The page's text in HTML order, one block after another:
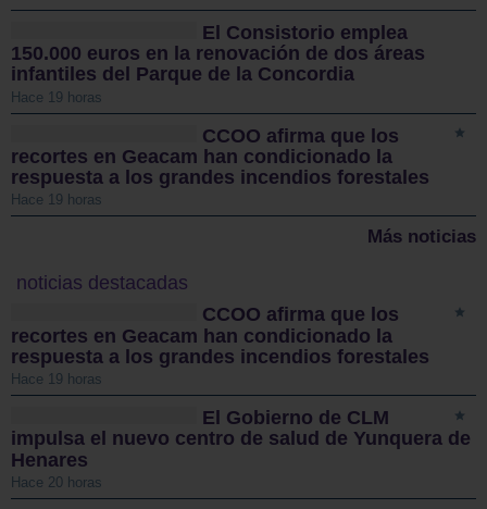
El Consistorio emplea
150.000 euros en la renovación de dos áreas
infantiles del Parque de la Concordia
Hace 19 horas
CCOO afirma que los
recortes en Geacam han condicionado la
respuesta a los grandes incendios forestales
Hace 19 horas
Más noticias
noticias destacadas
CCOO afirma que los
recortes en Geacam han condicionado la
respuesta a los grandes incendios forestales
Hace 19 horas
El Gobierno de CLM
impulsa el nuevo centro de salud de Yunquera de
Henares
Hace 20 horas